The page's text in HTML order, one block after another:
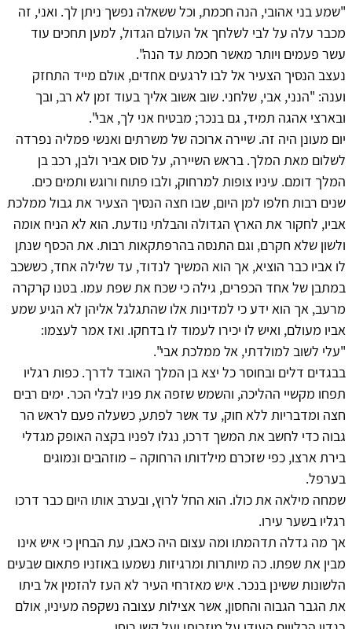
"שמע בני אהובי, הנה חכמת, וכל ששאלה נפשך ניתן לך. ואני, זה
מכבר עלה על לבי לשלחך אל העולם הגדול, למען תחכים עוד
עשר פעמים ויותר מאשר חכמת עד הנה".
נעצב הנסיך הצעיר אל לבו לרגעים אחדים, אולם מייד התחזק
וענה: "הנני, אבי, שלחני. שוב אשוב אליך בעוד זמן לא רב, ובך
ובארצי אהגה תמיד, גם בנכר; מבטיח אני לך, אבי".
יום מעונן היה זה. שיירה ארוכה של משרתים ואנשי פמליה נפרדה
לשלום מאת המלך. בראש השיירה, על סוס אביר ולבן, רכב בן
המלך דומם. עיניו צופות למרחוק, ולבו פתוח ורוגש ותמים כים.
שנים רבות חלפו למן היום, שבו חצה הנסיך הצעיר את גבול ממלכת
אביו, לחקור את הארץ הגדולה והבלתי נודעת. הוא לא הניח אומה
ולשון שלא חקרם, וגם התנסה בהרפתקאות רבות. את הכסף שנתן
לו אביו כבר הוציא, אך הוא המשיך לנדוד, עד שלילה אחד, כששכב
במתבן של אחד הכפרים, גילה כי שכח את שפת עמו. בטנו קרקרה
מרעב, אך הוא ידע כי למדינות אלו שהתגלגל אליהן לא הגיע שמע
אביו מעולם, ואיש לו יכירו לעמוד לו בדחקו. ואז אמר לעצמו:
"עלי לשוב למולדתי, אל ממלכת אבי".
בבגדים דלים ובחוסר כל יצא בן המלך האובד לדרך. כפות רגליו
תפחו מקשיי ההליכה, והשמש שזפה את פניו לבלי הכר. ימים רבים
חצה ומדבריות ללא חוק, עד אשר לפתע, כשעלה פעם לראש הר
גבוה כדי לחשב את המשך דרכו, נגלו לפניו בקצה האופק מגדלי
בירת ארצו, כפי שזכרם מילדותו הרחוקה – מוזהבים ונמוגים
בערפל.
שמחה מילאה את כולו. הוא החל לרוץ, ובערב אותו היום כבר דרכו
רגליו בשער עירו.
אך מה גדלה תדהמתו ומה עצום היה כאבו, עת הבחין כי איש אינו
מבין את שפתו. כה מיותרות ומרגיזות נשמעו באוזניו פתאום שבעים
הלשונות ששינן בנכר. איש מאזרחי העיר לא העז להזמין אל ביתו
את הגבר הגבוה והחסון, אשר אצילות עצובה נשקפה מעיניו, אולם